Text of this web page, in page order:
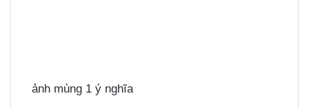
ảnh mùng 1 ý nghĩa